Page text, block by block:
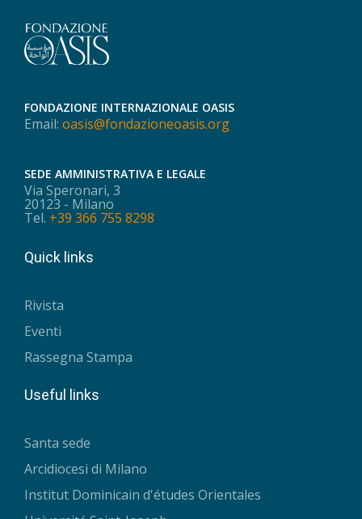
FONDAZIONE INTERNAZIONALE OASIS
Email: oasis@fondazioneoasis.org
SEDE AMMINISTRATIVA E LEGALE
Via Speronari, 3
20123 - Milano
Tel. +39 366 755 8298
Quick links
Rivista
Eventi
Rassegna Stampa
Useful links
Santa sede
Arcidiocesi di Milano
Institut Dominicain d'études Orientales